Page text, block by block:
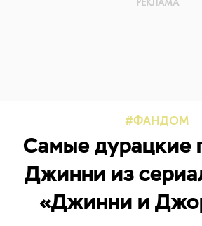
ФАНДОМ
Самые дурацкие
Джинни из
«Джинни и